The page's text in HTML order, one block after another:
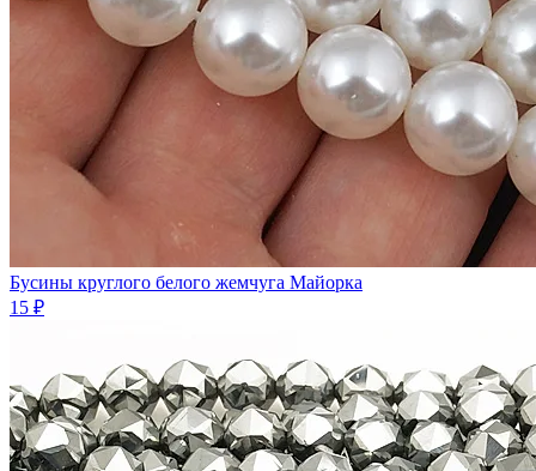
Бусины круглого белого жемчуга Майорка
15 ₽